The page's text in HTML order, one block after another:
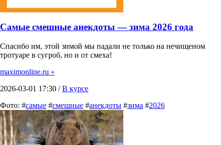
Самые смешные анекдоты — зима 2026 года
Спасибо им, этой зимой мы падали не только на нечищеном
тротуаре в сугроб, но и от смеха!
maximonline.ru »
2026-03-01 17:30 /В курсе
Фото: #самые #смешные #анекдоты #зима #2026